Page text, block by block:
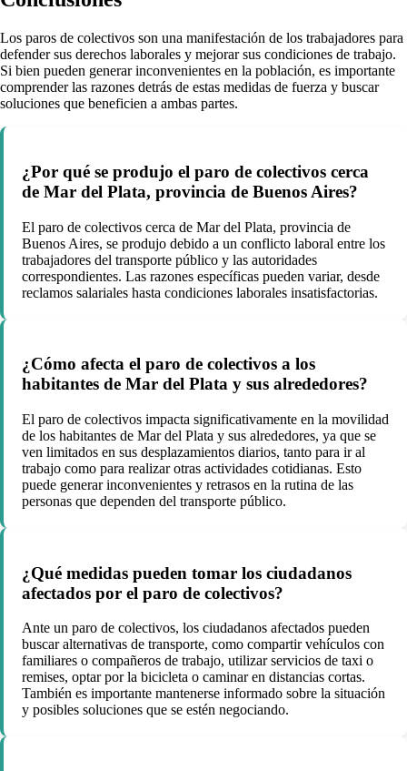
Los paros de colectivos son una manifestación de los trabajadores para
defender sus derechos laborales y mejorar sus condiciones de trabajo.
Si bien pueden generar inconvenientes en la población, es importante
comprender las razones detrás de estas medidas de fuerza y buscar
soluciones que beneficien a ambas partes.
¿Por qué se produjo el paro de colectivos cerca
de Mar del Plata, provincia de Buenos Aires?
El paro de colectivos cerca de Mar del Plata, provincia de
Buenos Aires, se produjo debido a un conflicto laboral entre los
trabajadores del transporte público y las autoridades
correspondientes. Las razones específicas pueden variar, desde
reclamos salariales hasta condiciones laborales insatisfactorias.
¿Cómo afecta el paro de colectivos a los
habitantes de Mar del Plata y sus alrededores?
El paro de colectivos impacta significativamente en la movilidad
de los habitantes de Mar del Plata y sus alrededores, ya que se
ven limitados en sus desplazamientos diarios, tanto para ir al
trabajo como para realizar otras actividades cotidianas. Esto
puede generar inconvenientes y retrasos en la rutina de las
personas que dependen del transporte público.
¿Qué medidas pueden tomar los ciudadanos
afectados por el paro de colectivos?
Ante un paro de colectivos, los ciudadanos afectados pueden
buscar alternativas de transporte, como compartir vehículos con
familiares o compañeros de trabajo, utilizar servicios de taxi o
remises, optar por la bicicleta o caminar en distancias cortas.
También es importante mantenerse informado sobre la situación
y posibles soluciones que se estén negociando.